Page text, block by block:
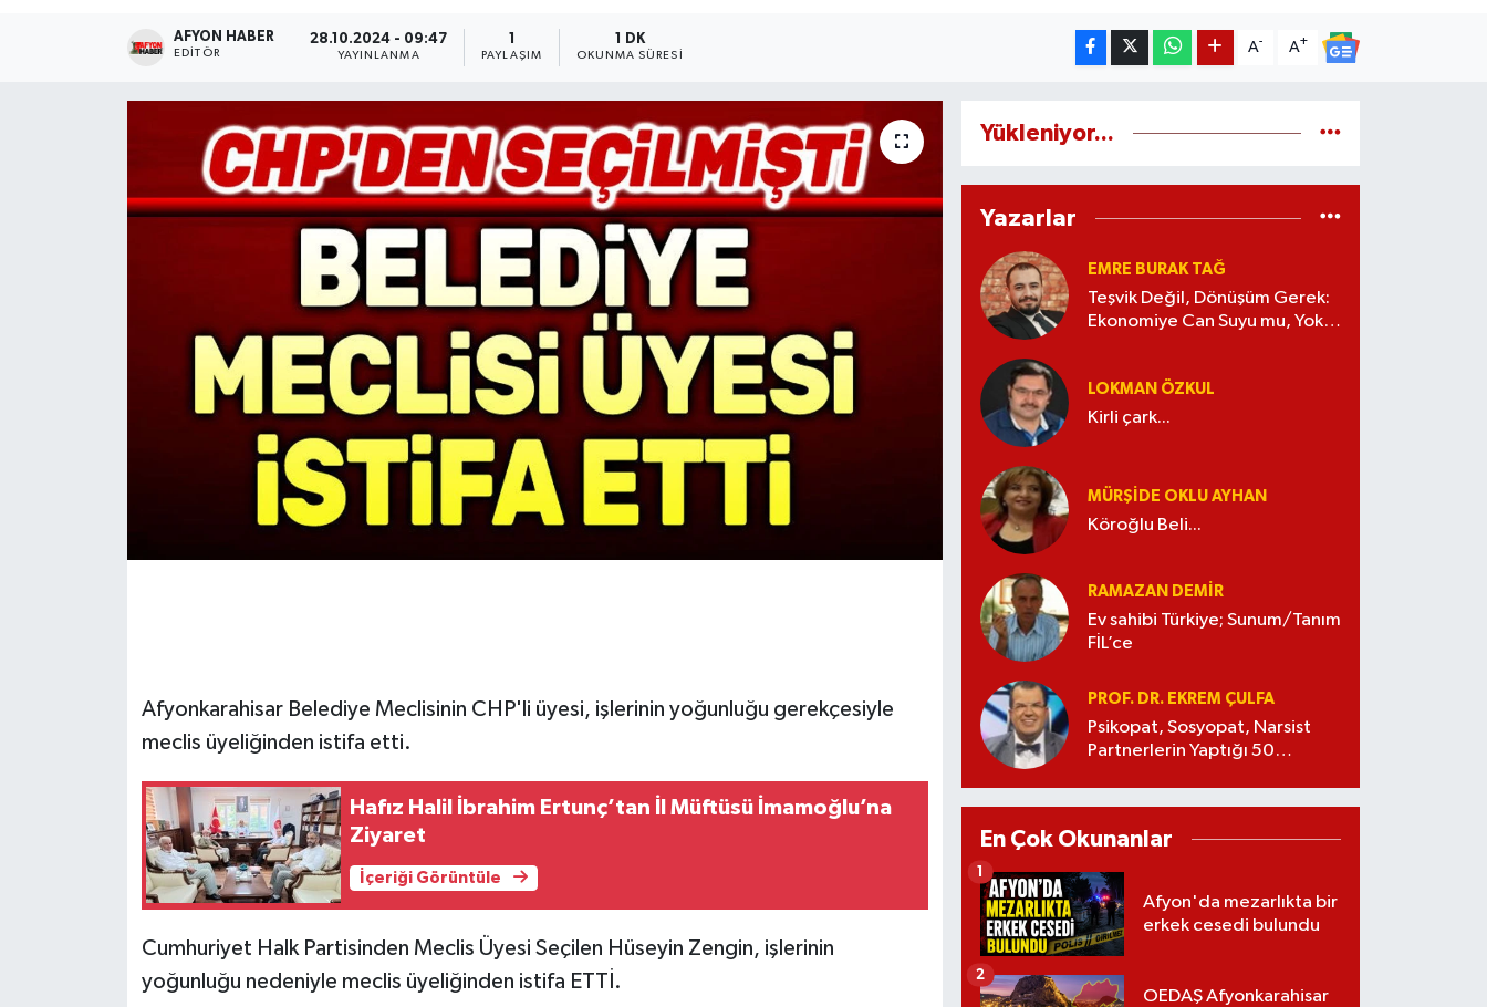
AFYON HABER
EDITÖR
28.10.2024 - 09:47
YAYINLANMA PAYLAŞIM
1 DK
OKUNMA SÜRESI
A- A+
Afyonkarahisar Belediye Meclisinin CHP'li üyesi, işlerinin yoğunluğu gerekçesiyle
meclis üyeliğinden istifa etti.
Hafız Halil İbrahim Ertunç’tan İl Müftüsü İmamoğlu’na
Ziyaret
İçeriği Görüntüle
Cumhuriyet Halk Partisinden Meclis Üyesi Seçilen Hüseyin Zengin, işlerinin
yoğunluğu nedeniyle meclis üyeliğinden istifa ETTİ.
Yükleniyor...
Yazarlar
EMRE BURAK TAĞ
Teşvik Değil, Dönüşüm Gerek:
Ekonomiye Can Suyu mu, Yoksa
LOKMAN ÖZKUL
Kirli çark...
MÜRŞIDE OKLU AYHAN
Köroğlu Beli...
RAMAZAN DEMİR
Ev sahibi Türkiye; Sunum/Tanım
FİL’ce
PROF. DR. EKREM ÇULFA
Psikopat, Sosyopat, Narsist
Partnerlerin Yaptığı 50
En Çok Okunanlar
Afyon'da mezarlıkta bir
erkek cesedi bulundu
1
OEDAŞ Afyonkarahisar
2
Magazin